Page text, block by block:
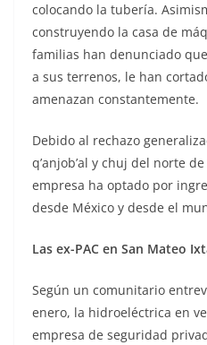
colocando la tubería.
construyendo la casa de
familias han denunciado
a sus terrenos, le han
amenazan constantemente.
Debido al rechazo
q’anjob’al y chuj del norte
empresa ha optado por
desde México y desde el
Las ex-PAC en San Mateo
Según un comunitario
enero, la hidroeléctrica en
empresa de seguridad